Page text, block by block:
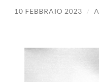
10 FEBBRAIO 2023 /